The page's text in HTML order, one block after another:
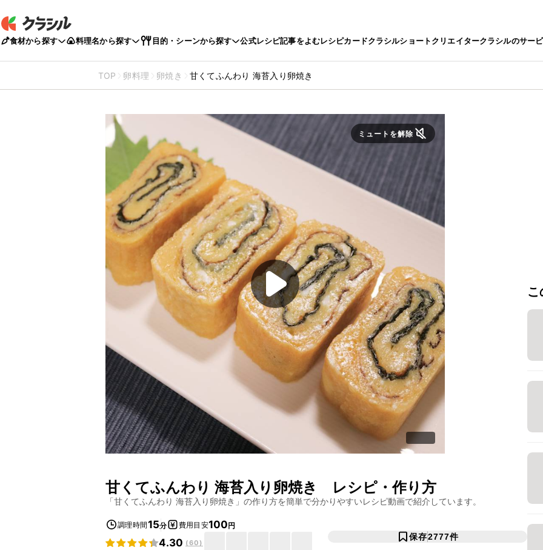
食材から探す 料理名から探す 目的・シーンから探す 公式レシピ記事をよむレシピカードクラシルショートクリエイタークラシルのサー
TOP 卵料理 卵焼き 甘くてふんわり 海苔入り卵焼き
ミュートを解除
甘くてふんわり 海苔入り卵焼き レシピ・作り方
「甘くてふんわり 海苔入り卵焼き 」の作り方を簡単で分かりやすいレシピ動画で紹介しています。
調理時間15分 費用目安100円
4.30 (60)
保存2777件